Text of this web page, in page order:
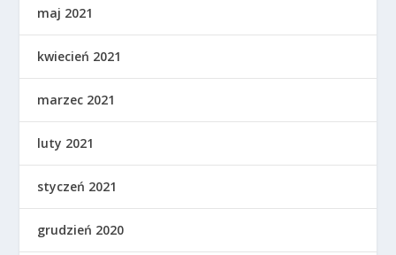
maj 2021
kwiecień 2021
marzec 2021
luty 2021
styczeń 2021
grudzień 2020